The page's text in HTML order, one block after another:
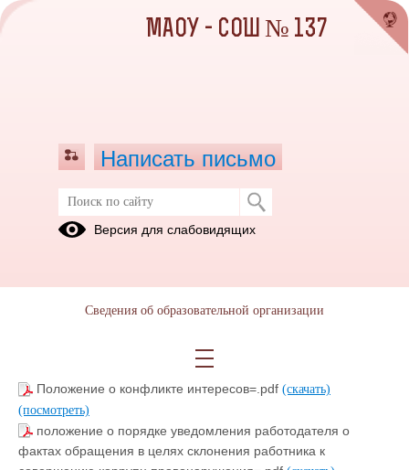
Документы МАОУ - СОШ № 137 по
противодействию коррупции
кодекс профессиональной этики и служ поведения
(посмотреть)
Положение о конфликте интересов=.pdf (скачать)
(посмотреть)
положение о порядке уведомления работодателя о
фактах обращения в целях склонения работника к
МАОУ - СОШ № 137
Написать письмо
Версия для слабовидящих
Сведения об образовательной организации